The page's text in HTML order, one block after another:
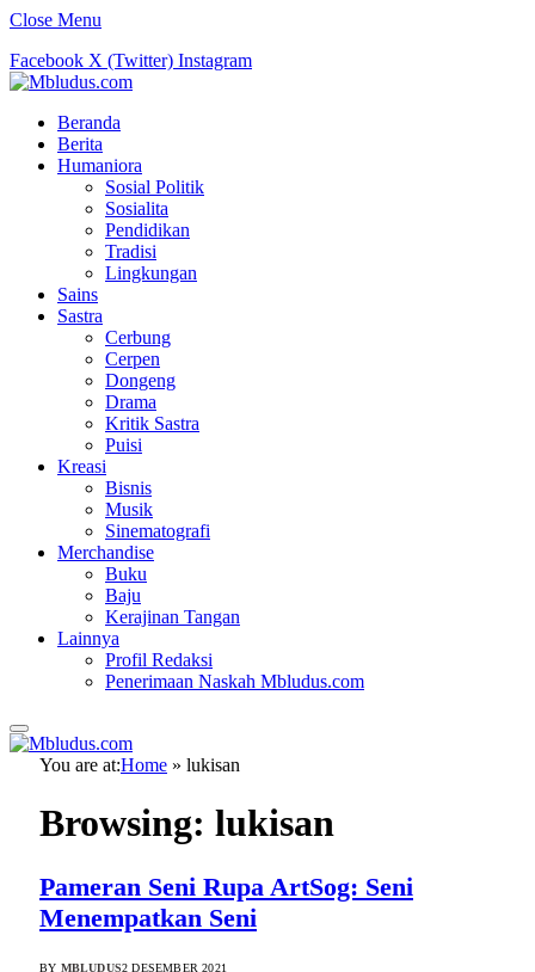
Close Menu
Facebook X (Twitter) Instagram
Beranda
Berita
Humaniora
Sosial Politik
Sosialita
Pendidikan
Tradisi
Lingkungan
Sains
Sastra
Cerbung
Cerpen
Dongeng
Drama
Kritik Sastra
Puisi
Kreasi
Bisnis
Musik
Sinematografi
Merchandise
Buku
Baju
Kerajinan Tangan
Lainnya
Profil Redaksi
Penerimaan Naskah Mbludus.com
You are at:Home » lukisan
Browsing: lukisan
Pameran Seni Rupa ArtSog: Seni
Menempatkan Seni
BY MBLUDUS2 DESEMBER 2021